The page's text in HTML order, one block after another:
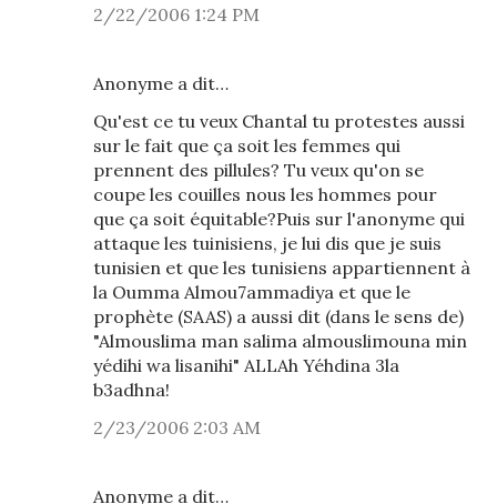
2/22/2006 1:24 PM
Anonyme a dit…
Qu'est ce tu veux Chantal tu protestes aussi
sur le fait que ça soit les femmes qui
prennent des pillules? Tu veux qu'on se
coupe les couilles nous les hommes pour
que ça soit équitable?Puis sur l'anonyme qui
attaque les tuinisiens, je lui dis que je suis
tunisien et que les tunisiens appartiennent à
la Oumma Almou7ammadiya et que le
prophète (SAAS) a aussi dit (dans le sens de)
"Almouslima man salima almouslimouna min
yédihi wa lisanihi" ALLAh Yéhdina 3la
b3adhna!
2/23/2006 2:03 AM
Anonyme a dit…